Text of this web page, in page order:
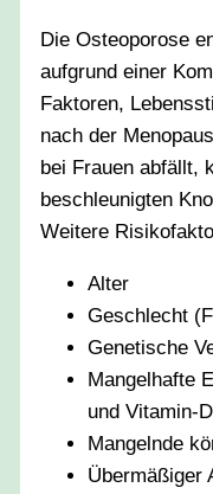
Die Osteoporose
aufgrund einer
Faktoren,
nach der
bei Frauen abfällt,
beschleunigten
Weitere
Alter
Geschlecht
Genetische
Mangelhafte
und Vitamin-
Mangelnde
Übermäßiger